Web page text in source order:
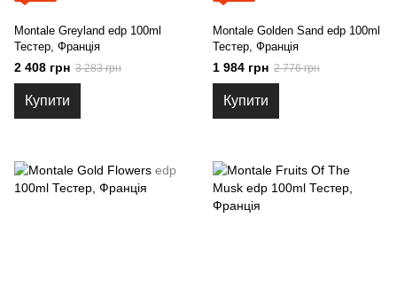
Montale Greyland edp 100ml
Тестер, Франція
2 408 грн 3 283 грн
Купити
Montale Golden Sand edp 100ml
Тестер, Франція
1 984 грн 2 776 грн
Купити